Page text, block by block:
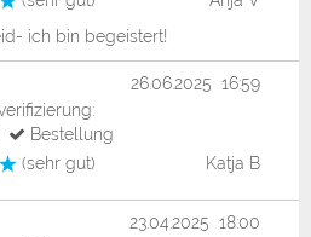
ich bin begeistert!
(sehr gut) Katja B
26.06.2025 16:59
Bestellung
23.04.2025 18:00